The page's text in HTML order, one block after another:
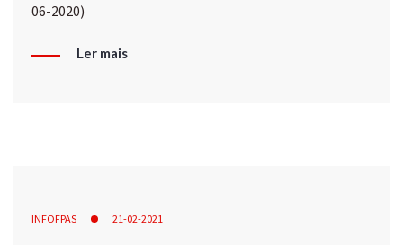
06-2020)
Ler mais
INFOFPAS 21-02-2021